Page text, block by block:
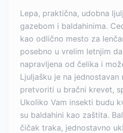
Lepa, praktična, udobna
gazebom i baldahinima.
kao odlično mesto za
posebno u vrelim letnjim
napravljena od čelika i
Ljuljašku je na jednostavan
pretvoriti u bračni krevet,
Ukoliko Vam insekti budu
su baldahini kao zaštita.
čičak traka, jednostavno